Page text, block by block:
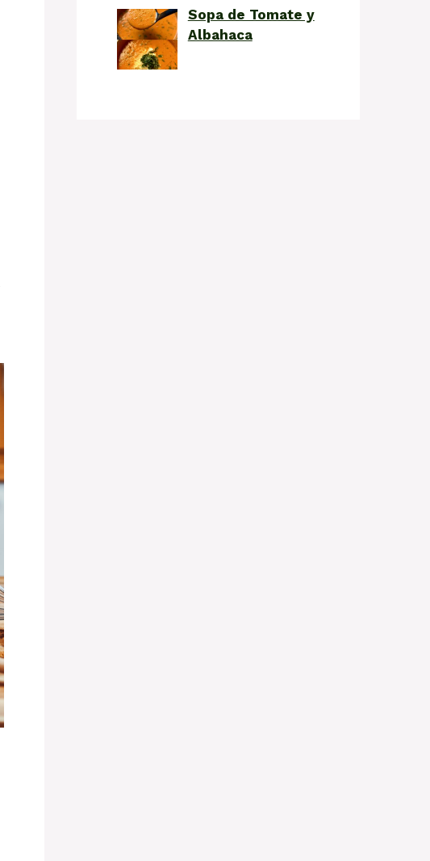
Sopa de Tomate y
Albahaca